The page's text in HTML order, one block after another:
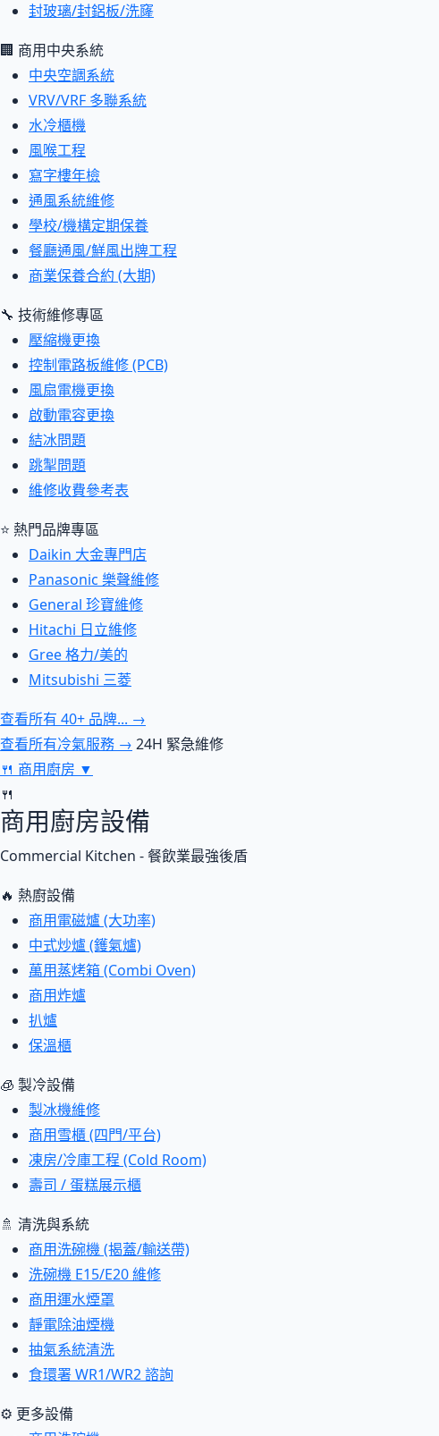
封玻璃/封鋁板/洗窿
🏢 商用中央系統
中央空調系統
VRV/VRF 多聯系統
水冷櫃機
風喉工程
寫字樓年檢
通風系統維修
學校/機構定期保養
餐廳通風/鮮風出牌工程
商業保養合約 (大期)
🔧 技術維修專區
壓縮機更換
控制電路板維修 (PCB)
風扇電機更換
啟動電容更換
結冰問題
跳掣問題
維修收費參考表
⭐ 熱門品牌專區
Daikin 大金專門店
Panasonic 樂聲維修
General 珍寶維修
Hitachi 日立維修
Gree 格力/美的
Mitsubishi 三菱
查看所有 40+ 品牌... →
查看所有冷氣服務 → 24H 緊急維修
🍴 商用廚房 ▼
🍴
商用廚房設備
Commercial Kitchen - 餐飲業最強後盾
🔥 熱廚設備
商用電磁爐 (大功率)
中式炒爐 (鑊氣爐)
萬用蒸烤箱 (Combi Oven)
商用炸爐
扒爐
保溫櫃
🧊 製冷設備
製冰機維修
商用雪櫃 (四門/平台)
凍房/冷庫工程 (Cold Room)
壽司 / 蛋糕展示櫃
🚿 清洗與系統
商用洗碗機 (揭蓋/輸送帶)
洗碗機 E15/E20 維修
商用運水煙罩
靜電除油煙機
抽氣系統清洗
食環署 WR1/WR2 諮詢
⚙ 更多設備